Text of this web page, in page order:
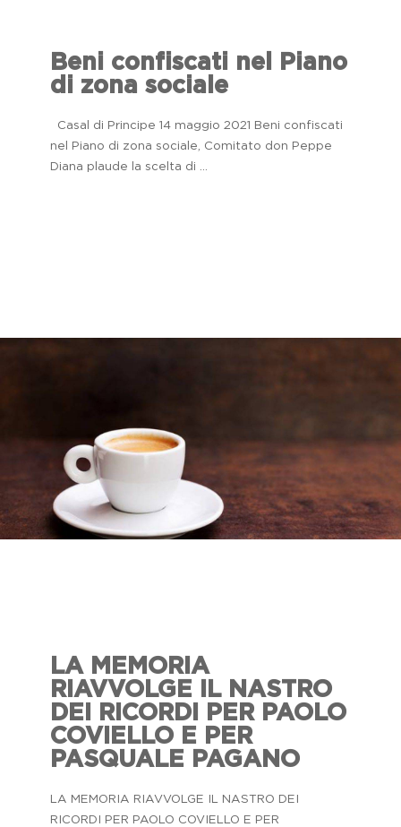
Beni confiscati nel Piano
di zona sociale
Casal di Principe 14 maggio 2021 Beni confiscati
nel Piano di zona sociale, Comitato don Peppe
Diana plaude la scelta di ...
LA MEMORIA
RIAVVOLGE IL NASTRO
DEI RICORDI PER PAOLO
COVIELLO E PER
PASQUALE PAGANO
LA MEMORIA RIAVVOLGE IL NASTRO DEI
RICORDI PER PAOLO COVIELLO E PER